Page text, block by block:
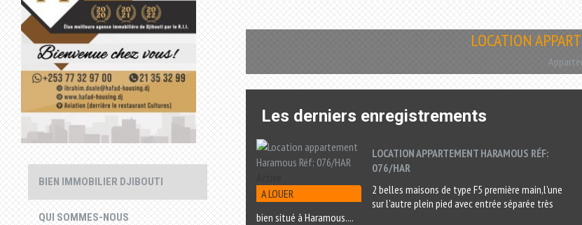
BIEN IMMOBILIER DJIBOUTI
QUI SOMMES-NOUS
LOCATION
Les derniers enregistrements
A LOUER
LOCATION APPARTEMENT HARAMOUS RÉF:
076/HAR
2 belles maisons de type F5 première main,l'une
sur l'autre plein pied avec entrée séparée très
bien situé à Haramous....